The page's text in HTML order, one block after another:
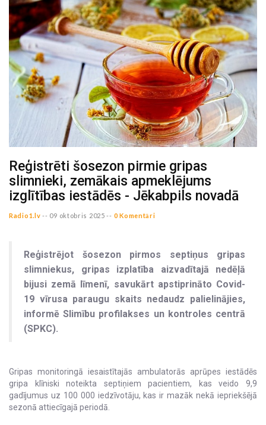
Reģistrēti šosezon pirmie gripas
slimnieki, zemākais apmeklējums
izglītības iestādēs - Jēkabpils novadā
Radio1.lv -- 09 oktobris 2025 -- 0 Komentāri
Reģistrējot šosezon pirmos septiņus gripas
slimniekus, gripas izplatība aizvadītajā nedēļā
bijusi zemā līmenī, savukārt apstiprināto Covid-
19 vīrusa paraugu skaits nedaudz palielinājies,
informē Slimību profilakses un kontroles centrā
(SPKC).
Gripas monitoringā iesaistītajās ambulatorās aprūpes iestādēs
gripa klīniski noteikta septiņiem pacientiem, kas veido 9,9
gadījumus uz 100 000 iedzīvotāju, kas ir mazāk nekā iepriekšējā
sezonā attiecīgajā periodā.